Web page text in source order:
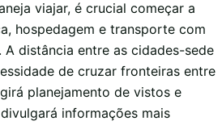
viajar, é crucial começar a
hospedagem e transporte com
A distância entre as cidades-sede
de cruzar fronteiras entre
planejamento de vistos e
informações mais